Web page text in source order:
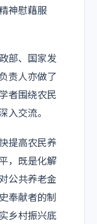
神慰藉服
部、国家发
责人亦做了
者围绕农民
入交流。
提高农民养
，既是化解
公共养老金
奉献者的制
乡村振兴底